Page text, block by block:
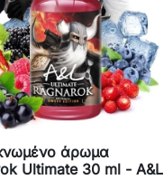
Γρήγορη προβολή
άρωμα
Ultimate 30 ml - A&L